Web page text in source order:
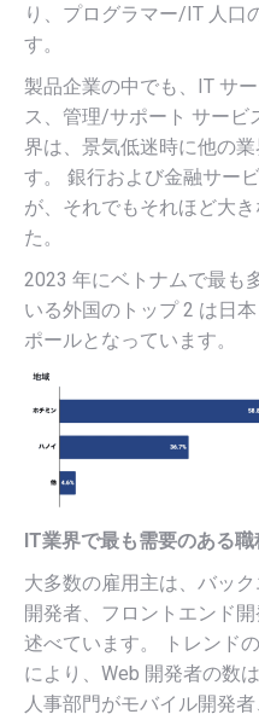
り、プログラマー/IT 人口
す。
製品企業の中でも、IT サ
ス、管理/サポート サービ
界は、景気低迷時に他の
す。 銀行および金融サー
が、それでもそれほど大
た。
2023 年にベトナムで最も
いる外国のトップ 2 は日
ポールとなっています。
IT業界で最も需要のある
大多数の雇用主は、バッ
開発者、フロントエンド
述べています。 トレンド
により、Web 開発者の数
人事部門がモバイル開発